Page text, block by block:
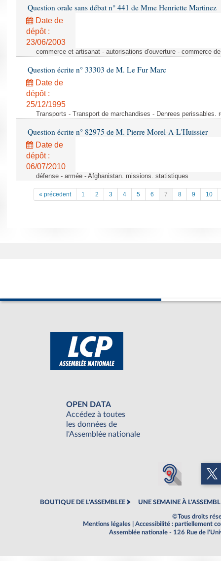
Question orale sans débat n° 441 de Mme Henriette Martinez
Date de
dépôt :
23/06/2003
commerce et artisanat - autorisations d'ouverture - commerce
Question écrite n° 33303 de M. Le Fur Marc
Date de
dépôt :
25/12/1995
Transports - Transport de marchandises - Denrees perissables.
Question écrite n° 82975 de M. Pierre Morel-A-L'Huissier
Date de
dépôt :
06/07/2010
défense - armée - Afghanistan. missions. statistiques
« précedent 1 2 3 4 5 6 7 8 9 10
OPEN DATA
Accédez à toutes
les données de
l'Assemblée nationale
BOUTIQUE DE L'ASSEMBLEE UNE SEMAINE À
©Tous droits
Mentions légales
Accessibilité : partiellement
Assemblée nationale - 126 Rue de